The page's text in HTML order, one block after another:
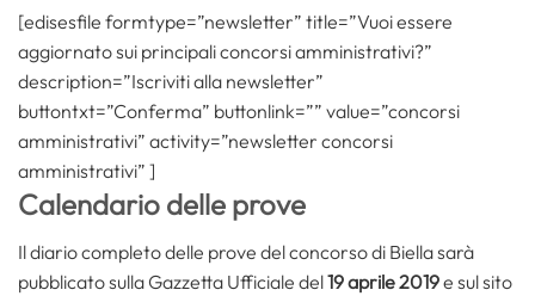
[edisesfile formtype=”newsletter” title=”Vuoi essere
aggiornato sui principali concorsi amministrativi?”
description=”Iscriviti alla newsletter”
buttontxt=”Conferma” buttonlink=”” value=”concorsi
amministrativi” activity=”newsletter concorsi
amministrativi” ]
Calendario delle prove
Il diario completo delle prove del concorso di Biella sarà
pubblicato sulla Gazzetta Ufficiale del19 aprile 2019e sul sito